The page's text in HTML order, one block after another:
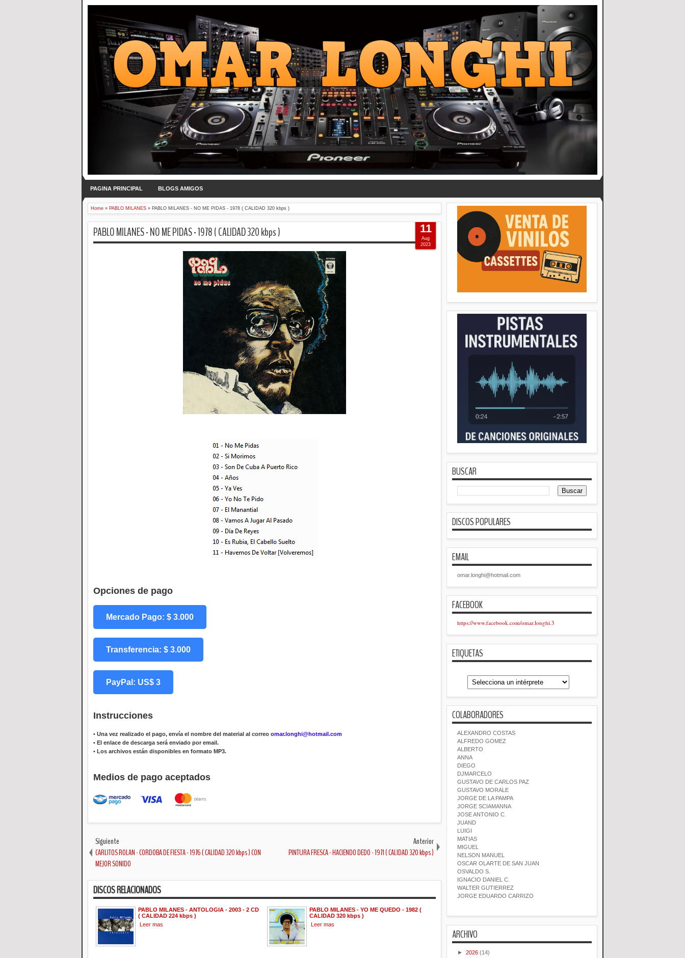
PAGINA PRINCIPAL BLOGS AMIGOS
Home » PABLO MILANES » PABLO MILANES - NO ME PIDAS - 1978 ( CALIDAD 320 kbps )
PABLO MILANES - NO ME PIDAS - 1978 ( CALIDAD 320 kbps )
Opciones de pago
Mercado Pago: $ 3.000
Transferencia: $ 3.000
PayPal: US$ 3
Instrucciones
• Una vez realizado el pago, envía el nombre del material al correo omar.longhi@hotmail.com
• El enlace de descarga será enviado por email.
• Los archivos están disponibles en formato MP3.
Medios de pago aceptados
11
Aug
2023
Siguiente
CARLITOS ROLAN - CORDOBA DE FIESTA - 1976 ( CALIDAD 320 kbps ) CON
MEJOR SONIDO
Anterior
PINTURA FRESCA - HACIENDO DEDO - 1971 ( CALIDAD 320 kbps )
DISCOS RELACIONADOS
PABLO MILANES - ANTOLOGIA - 2003 - 2 CD
( CALIDAD 224 kbps )
Leer mas
PABLO MILANES - YO ME QUEDO - 1982 (
CALIDAD 320 kbps )
Leer mas
BUSCAR
DISCOS POPULARES
EMAIL
omar.longhi@hotmail.com
FACEBOOK
https://www.facebook.com/omar.longhi.3
ETIQUETAS
COLABORADORES
ALEXANDRO COSTAS
ALFREDO GOMEZ
ALBERTO
ANNA
DIEGO
DJMARCELO
GUSTAVO DE CARLOS PAZ
GUSTAVO MORALE
JORGE DE LA PAMPA
JORGE SCIAMANNA
JOSE ANTONIO C.
JUAND
LUIGI
MATIAS
MIGUEL
NELSON MANUEL
OSCAR OLARTE DE SAN JUAN
OSVALDO S.
IGNACIO DANIEL C.
WALTER GUTIERREZ
JORGE EDUARDO CARRIZO
ARCHIVO
► 2026 (14)